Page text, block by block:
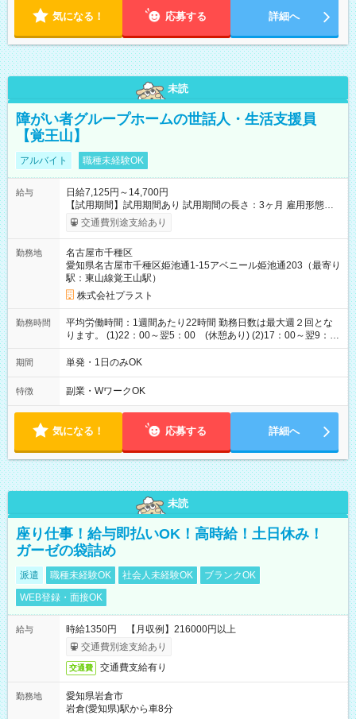
気になる！ 応募する 詳細へ
未読
障がい者グループホームの世話人・生活支援員
【覚王山】
アルバイト 職種未経験OK
給与
日給7,125円～14,700円
【試用期間】試用期間あり 試用期間の長さ：3ヶ月 雇用形態、
給与は本採用時と同じです。
交通費別途支給あり
勤務地
名古屋市千種区
愛知県名古屋市千種区姫池通1-15アベニール姫池通203（最寄り
駅：東山線覚王山駅）
株式会社プラスト
勤務時間
平均労働時間：1週間あたり22時間 勤務日数は最大週２回とな
ります。 (1)22：00～翌5：00 (休憩あり) (2)17：00～翌9：
00 (休憩あり) ３６協定提出済 平均労働時間：1週間あたり22
時間 勤務日数は最大週２回となります。 (1)22：00～翌5：00
期間 単発・1日のみOK
特徴 副業・WワークOK
気になる！ 応募する 詳細へ
未読
座り仕事！給与即払いOK！高時給！土日休み！
ガーゼの袋詰め
派遣 職種未経験OK 社会人未経験OK
ブランクOK
WEB登録・面接OK
給与
時給1350円 【月収例】216000円以上
交通費別途支給あり
交通費 交通費支給有り
勤務地
愛知県岩倉市
岩倉(愛知県)駅から車8分